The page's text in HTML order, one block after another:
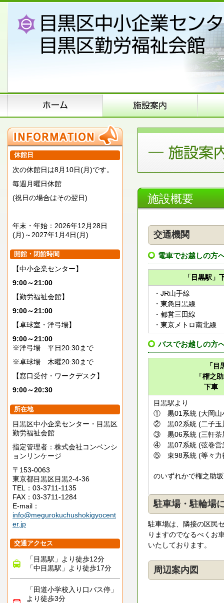
休館日
次の休館日は8月10日(月)です。
毎週月曜日休館
(祝日の場合はその翌日)
年末・年始：2026年12月28日
(月)～2027年1月4日(月)
開館・閉館時間
【中小企業センター】
9:00～21:00
【勤労福祉会館】
9:00～21:00
【卓球室・洋弓場】
9:00～21:00
※洋弓場 平日20:30まで
※卓球場 木曜20:30まで
【窓口受付・ワークデスク】
9:00～20:30
所在地
目黒区中小企業センター・目黒区
勤労福祉会館
指定管理者：株式会社コンベンシ
ョンリンケージ
〒153-0063
東京都目黒区目黒2-4-36
TEL：03-3711-1135
FAX：03-3711-1284
E-mail：
info@megurokuchushokigyocent
er.jp
交通アクセス
「目黒駅」より徒歩12分
「中目黒駅」より徒歩17分
「田道小学校入り口バス停」
より徒歩3分
施設概要
交通機関
電車でお越しの方
「目黒駅
・JR山手線
・東急目黒線
・都営三田線
・東京メトロ南北線
バスでお越しの方
「目
「権之
下車
目黒駅より
① 黒01系統 (大岡山
② 黒02系統 (二子玉
③ 黒06系統 (三軒茶
④ 黒07系統 (弦巻営
⑤ 東98系統 (等々力
のいずれかで権之助
駐車場・駐輪場
駐車場は、隣接の区民
りますのでなるべくお
いたしております。
周辺案内図